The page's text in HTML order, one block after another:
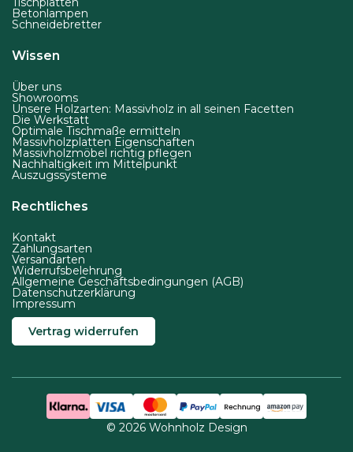
Betonlampen
Schneidebretter
Wissen
Über uns
Showrooms
Unsere Holzarten: Massivholz in all seinen Facetten
Die Werkstatt
Optimale Tischmaße ermitteln
Massivholzplatten Eigenschaften
Massivholzmöbel richtig pflegen
Nachhaltigkeit im Mittelpunkt
Auszugssysteme
Rechtliches
Kontakt
Zahlungsarten
Versandarten
Widerrufsbelehrung
Allgemeine Geschäftsbedingungen (AGB)
Datenschutzerklärung
Impressum
Vertrag widerrufen
© 2026 Wohnholz Design